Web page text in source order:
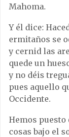
Mahoma.
Y él dice:
ermitaños se
y cernid las
quede un
y no déis
pues aquello
Occidente.
Hemos puesto
cosas bajo el